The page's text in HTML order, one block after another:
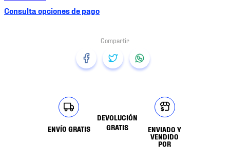
Consulta opciones de pago
ENVÍO GRATIS
DEVOLUCIÓN
GRATIS
ENVIADO Y
VENDIDO
POR